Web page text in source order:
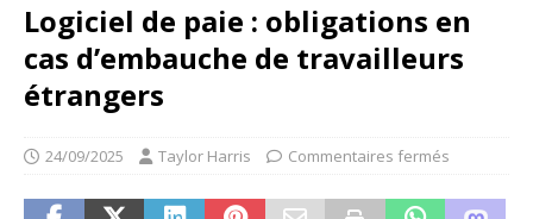
Logiciel de paie : obligations en
cas d’embauche de travailleurs
étrangers
24/09/2025 Taylor Harris Commentaires fermés